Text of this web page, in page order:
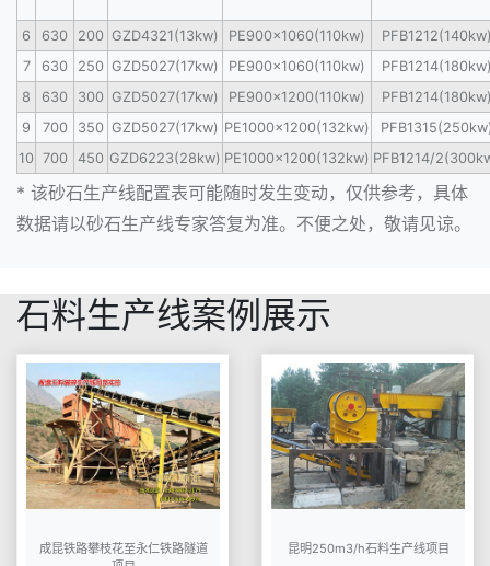
6 630 200 GZD4321(13kw) PE900×1060(110kw)
7
630 250 GZD5027(17kw) PE900×1060(110kw)
8
630 300 GZD5027(17kw) PE900×1200(110kw)
9
700 350 GZD5027(17kw) PE1000×1200(132kw)
10 700 450 GZD6223(28kw) PE1000×1200(132kw) PFB1214/
* 该砂石生产线配置表可能随时发生变动，仅供参考，具体
数据请以砂石生产线专家答复为准。不便之处，敬请见谅。
石料生产线案例展示
成昆铁路攀枝花至永仁铁路隧道
昆明250m3/h石料生产线项目